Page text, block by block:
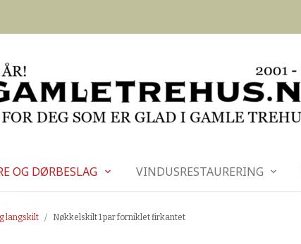
OG DØRBESLAG VINDUSRESTAURERING
langskilt Nøkkelskilt 1 par forniklet firkantet